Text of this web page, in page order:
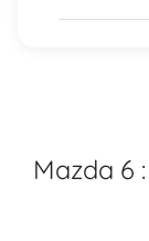
Mazda 6